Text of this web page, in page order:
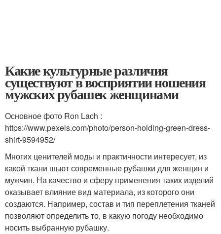
Какие культурные различия
существуют в восприятии ношения
мужских рубашек женщинами
Основное фото Ron Lach :
https://www.pexels.com/photo/person-holding-green-dress-
shirt-9594952/
Многих ценителей моды и практичности интересует, из
какой ткани шьют современные рубашки для женщин и
мужчин. На качество и сферу применения таких изделий
оказывает влияние вид материала, из которого они
создаются. Например, состав и тип переплетения тканей
позволяют определить то, в какую погоду необходимо
носить выбранную рубашку.